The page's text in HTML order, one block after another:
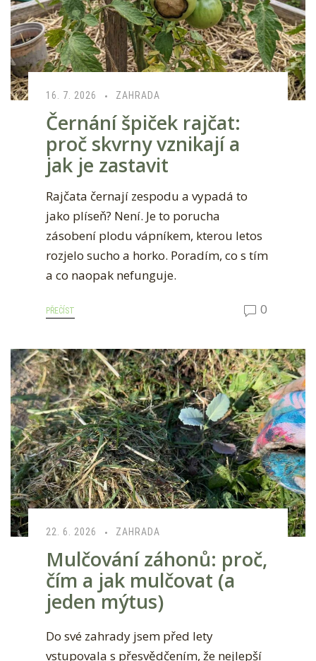
16. 7. 2026 ZAHRADA
Černání špiček rajčat:
proč skvrny vznikají a
jak je zastavit
Rajčata černají zespodu a vypadá to
jako plíseň? Není. Je to porucha
zásobení plodu vápníkem, kterou letos
rozjelo sucho a horko. Poradím, co s tím
a co naopak nefunguje.
PŘEČÍST 0
22. 6. 2026 ZAHRADA
Mulčování záhonů: proč,
čím a jak mulčovat (a
jeden mýtus)
Do své zahrady jsem před lety
vstupovala s přesvědčením, že nejlepší